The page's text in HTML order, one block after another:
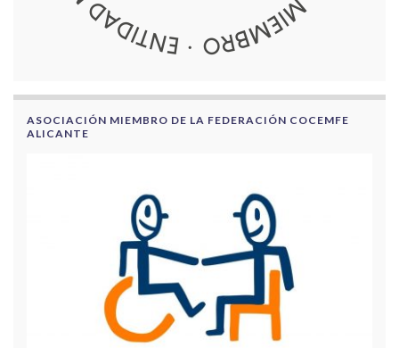
ASOCIACIÓN MIEMBRO DE LA FEDERACIÓN COCEMFE
ALICANTE